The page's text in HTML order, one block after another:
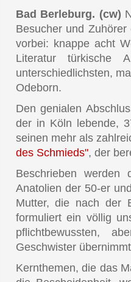
Bad Berleburg. (cw)
Besucher und
vorbei: knappe acht
Literatur türkische
unterschiedlichsten,
Odeborn.
Den genialen
der in Köln lebende,
seinen mehr als
des Schmieds", der
Beschrieben
Anatolien der 50-er
Mutter, die nach der
formuliert ein völlig
pflichtbewussten,
Geschwister
Kernthemen, die das